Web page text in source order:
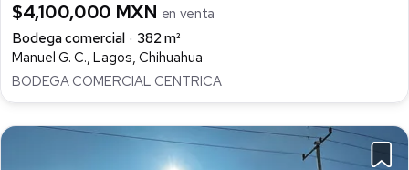
$4,100,000 MXN en venta
Bodega comercial
382 m²
Manuel G. C., Lagos, Chihuahua
BODEGA COMERCIAL CENTRICA